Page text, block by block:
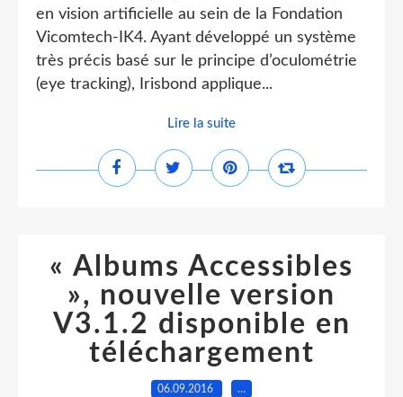
en vision artificielle au sein de la Fondation
Vicomtech-IK4. Ayant développé un système
très précis basé sur le principe d’oculométrie
(eye tracking), Irisbond applique...
Lire la suite
« Albums Accessibles
», nouvelle version
V3.1.2 disponible en
téléchargement
06.09.2016 …